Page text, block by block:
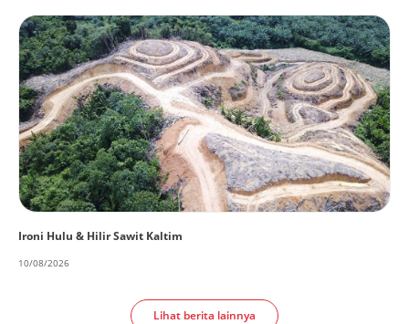
Ironi Hulu & Hilir Sawit Kaltim
10/08/2026
Lihat berita lainnya